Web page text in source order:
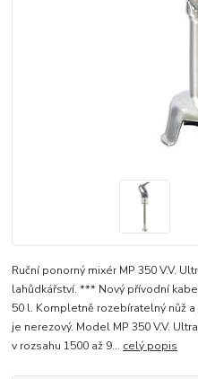
Ruční ponorný mixér MP 350 V.V.
lahůdkářství. *** Nový přívodní
50 l. Kompletně rozebíratelný nůž
je nerezový. Model MP 350 V.V.
v rozsahu 1500 až 9... celý popis